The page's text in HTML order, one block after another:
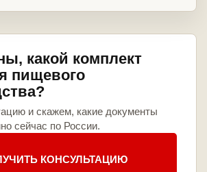
какой комплект
пищевого
и скажем, какие документы
сейчас по России.
КОНСУЛЬТАЦИЮ